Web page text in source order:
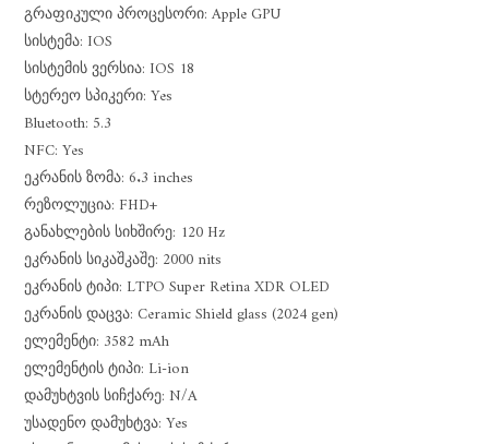
გრაფიკული პროცესორი: Apple GPU
სისტემა: IOS
სისტემის ვერსია: IOS 18
სტერეო სპიკერი: Yes
Bluetooth: 5.3
NFC: Yes
ეკრანის ზომა: 6.3 inches
რეზოლუცია: FHD+
განახლების სიხშირე: 120 Hz
ეკრანის სიკაშკაშე: 2000 nits
ეკრანის ტიპი: LTPO Super Retina XDR OLED
ეკრანის დაცვა: Ceramic Shield glass (2024 gen)
ელემენტი: 3582 mAh
ელემენტის ტიპი: Li-ion
დამუხტვის სიჩქარე: N/A
უსადენო დამუხტვა: Yes